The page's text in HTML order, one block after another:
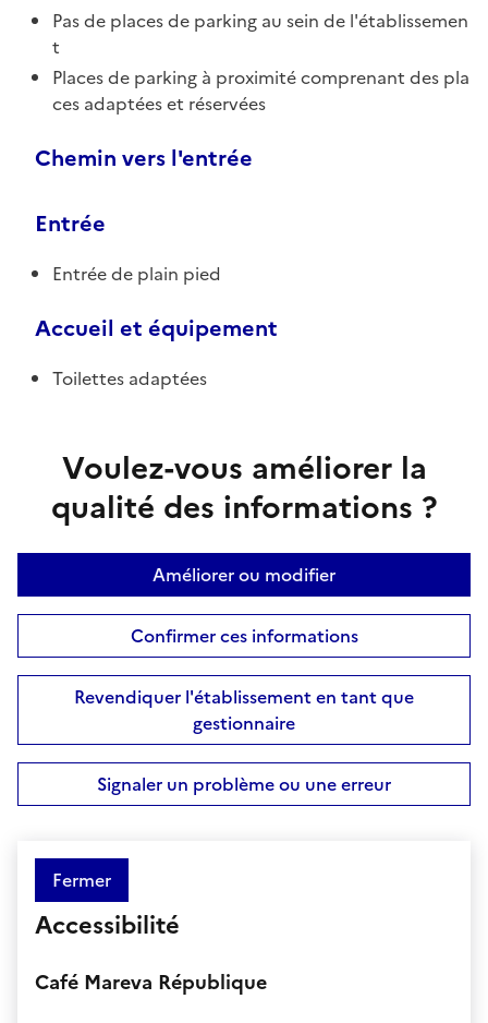
Pas de places de parking au sein de l'établissemen
t
Places de parking à proximité comprenant des pla
ces adaptées et réservées
Chemin vers l'entrée
Entrée
Entrée de plain pied
Accueil et équipement
Toilettes adaptées
Voulez-vous améliorer la
qualité des informations ?
Améliorer ou modifier
Confirmer ces informations
Revendiquer l'établissement en tant que
gestionnaire
Signaler un problème ou une erreur
Fermer
Accessibilité
Café Mareva République